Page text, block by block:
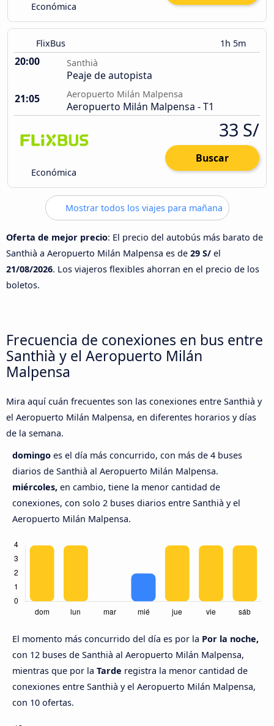
Económica
FlixBus 1h 5m
20:00 Santhià
Peaje de autopista
21:05
Aeropuerto Milán Malpensa
Aeropuerto Milán Malpensa - T1
Económica
33 S/
Buscar
Mostrar todos los viajes para mañana
Oferta de mejor precio: El precio del autobús más barato de
Santhià a Aeropuerto Milán Malpensa es de 29 S/ el
21/08/2026. Los viajeros flexibles ahorran en el precio de los
boletos.
Frecuencia de conexiones en bus entre
Santhià y el Aeropuerto Milán
Malpensa
Mira aquí cuán frecuentes son las conexiones entre Santhià y
el Aeropuerto Milán Malpensa, en diferentes horarios y días
de la semana.
domingo es el día más concurrido, con más de 4 buses
diarios de Santhià al Aeropuerto Milán Malpensa.
miércoles, en cambio, tiene la menor cantidad de
conexiones, con solo 2 buses diarios entre Santhià y el
Aeropuerto Milán Malpensa.
El momento más concurrido del día es por la Por la noche,
con 12 buses de Santhià al Aeropuerto Milán Malpensa,
mientras que por la Tarde registra la menor cantidad de
conexiones entre Santhià y el Aeropuerto Milán Malpensa,
con 10 ofertas.